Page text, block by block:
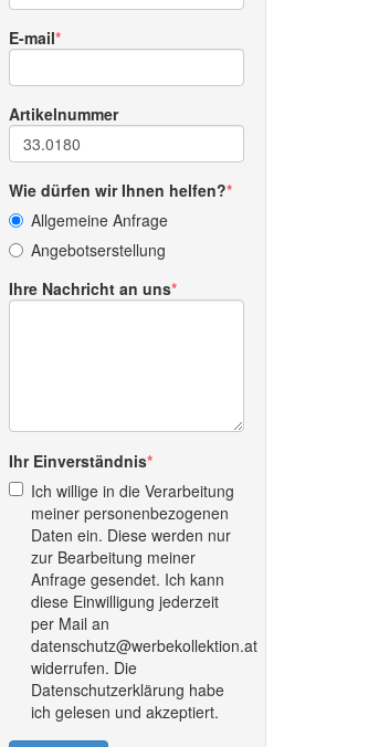
E-mail
Artikelnummer
Wie dürfen wir Ihnen helfen?
Allgemeine Anfrage
Angebotserstellung
Ihre Nachricht an uns
Ihr Einverständnis
Ich willige in die Verarbeitung
meiner personenbezogenen
Daten ein. Diese werden nur
zur Bearbeitung meiner
Anfrage gesendet. Ich kann
diese Einwilligung jederzeit
per Mail an
datenschutz@werbekollektion.at
widerrufen. Die
Datenschutzerklärung habe
ich gelesen und akzeptiert.